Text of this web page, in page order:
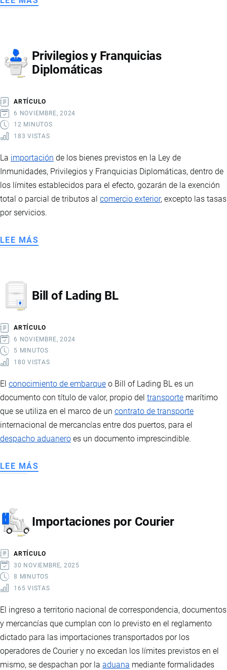
Privilegios y Franquicias
Diplomáticas
ARTÍCULO
6 NOVIEMBRE, 2024
12 MINUTOS
183 VISTAS
La importación de los bienes previstos en la Ley de
Inmunidades, Privilegios y Franquicias Diplomáticas, dentro de
los límites establecidos para el efecto, gozarán de la exención
total o parcial de tributos al comercio exterior, excepto las tasas
por servicios.
LEE MÁS
DIPLOMÁTICAS
Bill of Lading BL
ARTÍCULO
6 NOVIEMBRE, 2024
5 MINUTOS
180 VISTAS
El conocimiento de embarque o Bill of Lading BL es un
documento con título de valor, propio del transporte marítimo
que se utiliza en el marco de un contrato de transporte
internacional de mercancías entre dos puertos, para el
despacho aduanero es un documento imprescindible.
LEE MÁS
BL
Importaciones por Courier
ARTÍCULO
30 NOVIEMBRE, 2025
8 MINUTOS
165 VISTAS
El ingreso a territorio nacional de correspondencia, documentos
y mercancías que cumplan con lo previsto en el reglamento
dictado para las importaciones transportados por los
operadores de Courier y no excedan los límites previstos en el
mismo, se despachan por la aduana mediante formalidades